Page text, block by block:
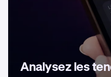
Analysez les